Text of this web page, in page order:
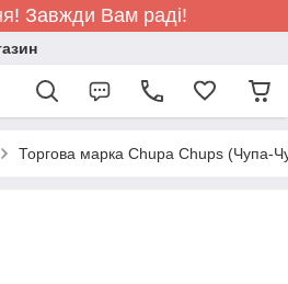
Завжди Вам раді!
Торгова марка Chupa Chups (Чупа-